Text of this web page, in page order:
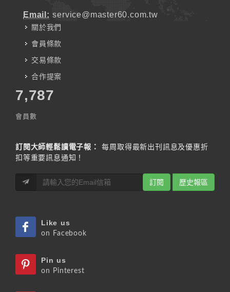
Email: service@master60.com.tw
關於我們
會員條款
交易條款
合作提案
7,787
會員數
訂閱大師輕鬆讀電子報：
每周取得最新出刊訊息及優惠折
扣等重要訊息通知！
訂閱 歷史報區
Like us
on Facebook
Pin us
on Pinterest